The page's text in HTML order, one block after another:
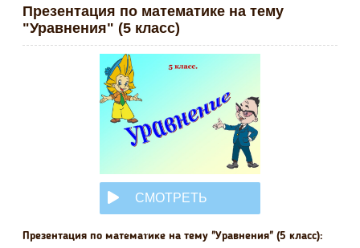
Презентация по математике на тему
"Уравнения" (5 класс)
СМОТРЕТЬ
Презентация по математике на тему "Уравнения" (5 класс):